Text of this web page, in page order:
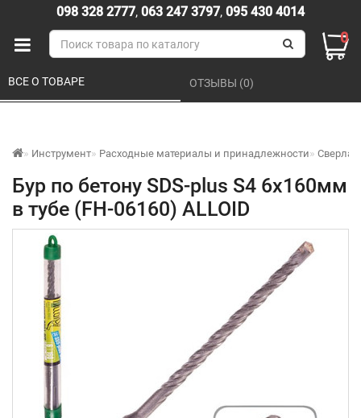
098 328 2777, 063 247 3797, 095 430 4014
0
Инструмент Расходные материалы и принадлежности Сверла
Бур по бетону SDS-plus S4 6x160мм
в тубе (FH-06160) ALLOID
ВСЕ О ТОВАРЕ ОТЗЫВЫ (0)